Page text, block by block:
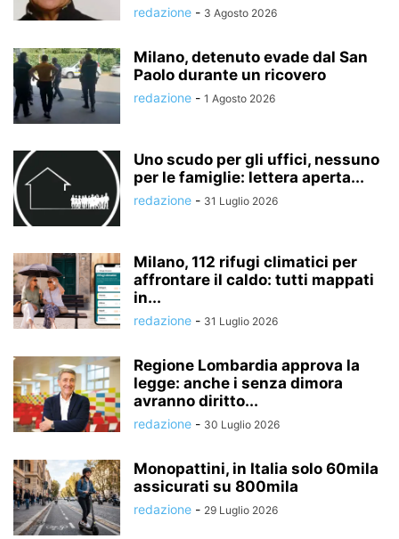
redazione - 3 Agosto 2026
Milano, detenuto evade dal San
Paolo durante un ricovero
redazione - 1 Agosto 2026
Uno scudo per gli uffici, nessuno
per le famiglie: lettera aperta...
redazione - 31 Luglio 2026
Milano, 112 rifugi climatici per
affrontare il caldo: tutti mappati
in...
redazione - 31 Luglio 2026
Regione Lombardia approva la
legge: anche i senza dimora
avranno diritto...
redazione - 30 Luglio 2026
Monopattini, in Italia solo 60mila
assicurati su 800mila
redazione - 29 Luglio 2026